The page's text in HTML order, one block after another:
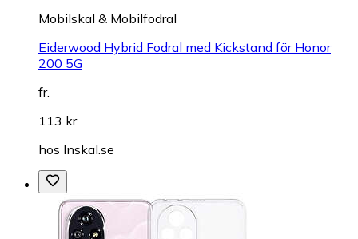
Mobilskal & Mobilfodral
Eiderwood Hybrid Fodral med Kickstand för Honor
200 5G
fr.
113 kr
hos Inskal.se